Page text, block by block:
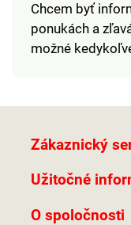
Chcem byť
ponukách a
možné
Zákaznický
Užitočné
O spoločnosti